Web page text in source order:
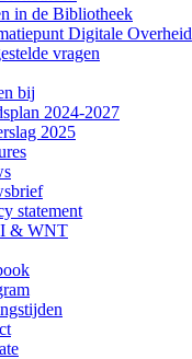
in de Bibliotheek
Digitale Overheid
vragen
bij
2024-2027
2025
statement
& WNT